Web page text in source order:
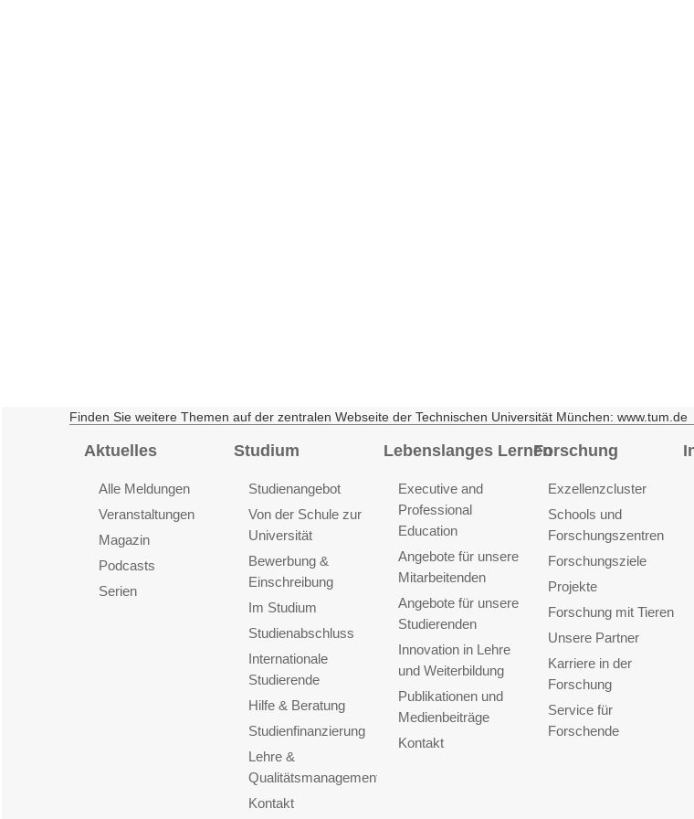
Finden Sie weitere Themen auf der zentralen Webseite der Technischen Universität München: www.tum.de
Aktuelles
Alle Meldungen
Veranstaltungen
Magazin
Podcasts
Serien
Studium
Studienangebot
Von der Schule zur
Universität
Bewerbung &
Einschreibung
Im Studium
Studienabschluss
Internationale
Studierende
Hilfe & Beratung
Studienfinanzierung
Lehre &
Qualitätsmanagement
Kontakt
Lebenslanges Lernen
Executive and
Professional
Education
Angebote für unsere
Mitarbeitenden
Angebote für unsere
Studierenden
Innovation in Lehre
und Weiterbildung
Publikationen und
Medienbeiträge
Kontakt
Forschung
Exzellenzcluster
Schools und
Forschungszentren
Forschungsziele
Projekte
Forschung mit Tieren
Unsere Partner
Karriere in der
Forschung
Service für
Forschende